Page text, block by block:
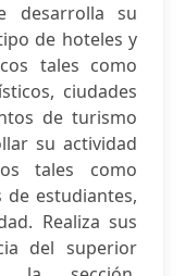
desarrolla su
de hoteles y
tales como
ciudades
de turismo
su actividad
tales como
de estudiantes,
Realiza sus
del superior